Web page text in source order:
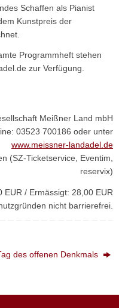
Schaffen als Pianist
Kunstpreis der
Programmheft stehen
zur Verfügung.
Meißner Land mbH
03523 700186 oder unter
www.meissner-landadel.de
(SZ-Ticketservice, Eventim,
reservix)
EUR / Ermässigt: 28,00 EUR
nicht barrierefrei.
des offenen Denkmals